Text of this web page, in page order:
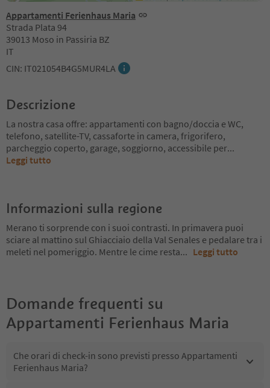
Appartamenti Ferienhaus Maria
Strada Plata 94
39013 Moso in Passiria BZ
IT
CIN: IT021054B4G5MUR4LA
Descrizione
La nostra casa offre: appartamenti con bagno/doccia e WC,
telefono, satellite-TV, cassaforte in camera, frigorifero,
parcheggio coperto, garage, soggiorno, accessibile per...
Leggi tutto
Informazioni sulla regione
Merano ti sorprende con i suoi contrasti. In primavera puoi
sciare al mattino sul Ghiacciaio della Val Senales e pedalare tra i
meleti nel pomeriggio. Mentre le cime resta... Leggi tutto
Domande frequenti su
Appartamenti Ferienhaus Maria
Che orari di check-in sono previsti presso Appartamenti
Ferienhaus Maria?